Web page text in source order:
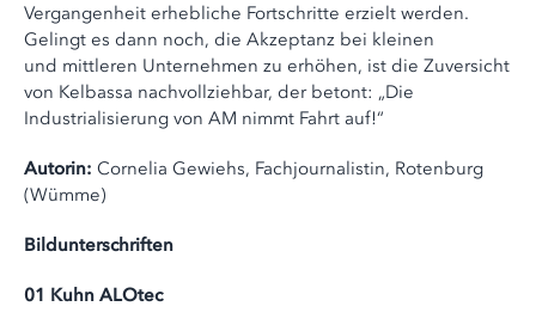
Vergangenheit erhebliche Fortschritte erzielt werden.
Gelingt es dann noch, die Akzeptanz bei kleinen
und mittleren Unternehmen zu erhöhen, ist die Zuversicht
von Kelbassa nachvollziehbar, der betont: „Die
Industrialisierung von AM nimmt Fahrt auf!“
Autorin: Cornelia Gewiehs, Fachjournalistin, Rotenburg
(Wümme)
Bildunterschriften
01 Kuhn ALOtec